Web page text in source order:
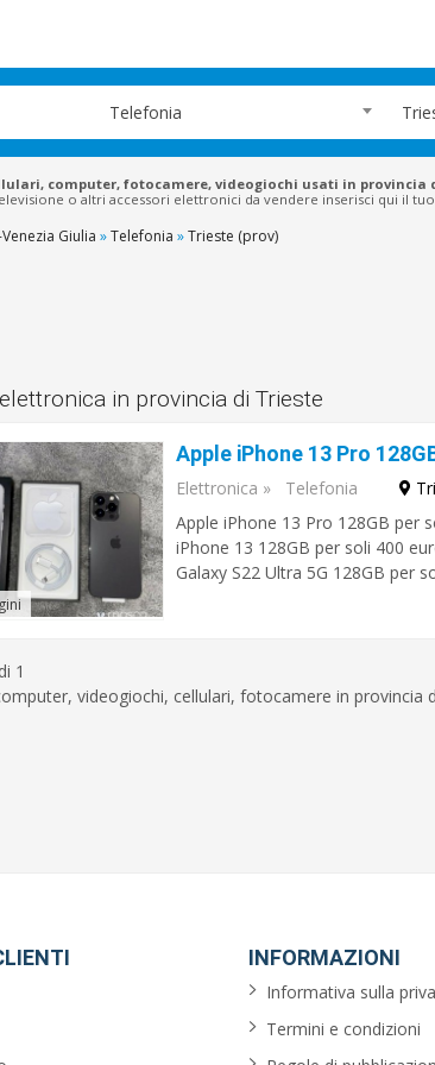
Telefonia
computer, fotocamere, videogiochi usati in provincia
o altri accessori elettronici da vendere inserisci qui il
Giulia »Telefonia »Trieste (prov)
in provincia di Trieste
Elettronica » Telefonia
Apple iPhone 13 Pro 128GB per
iPhone 13 128GB per soli 400
Galaxy S22 Ultra 5G 128GB per
1
videogiochi, cellulari, fotocamere in provincia
INFORMAZIONI
Informativa sulla
Termini e condizioni